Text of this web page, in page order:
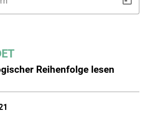
Reihenfolge lesen